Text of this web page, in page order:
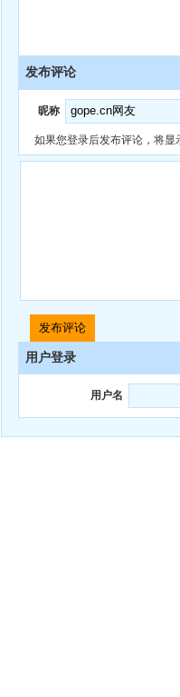
发布评论
昵称
如果您登录后发布评论，将显
用户登录
用户名